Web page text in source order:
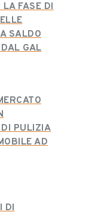
LA FASE DI
SALDO
GAL
DI PULIZIA
AD
DI